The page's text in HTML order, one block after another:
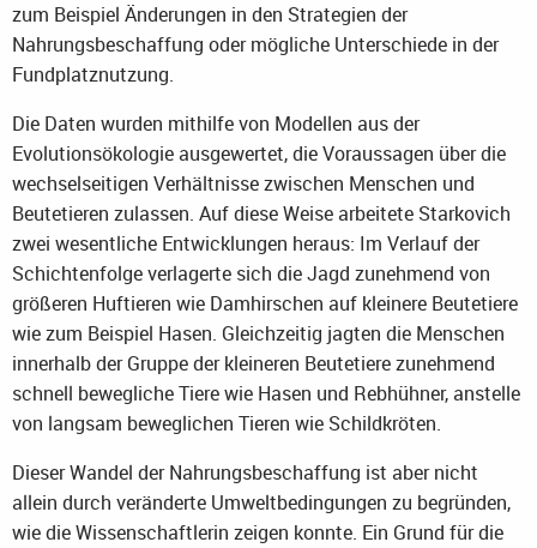
zum Beispiel Änderungen in den Strategien der
Nahrungsbeschaffung oder mögliche Unterschiede in der
Fundplatznutzung.
Die Daten wurden mithilfe von Modellen aus der
Evolutionsökologie ausgewertet, die Voraussagen über die
wechselseitigen Verhältnisse zwischen Menschen und
Beutetieren zulassen. Auf diese Weise arbeitete Starkovich
zwei wesentliche Entwicklungen heraus: Im Verlauf der
Schichtenfolge verlagerte sich die Jagd zunehmend von
größeren Huftieren wie Damhirschen auf kleinere Beutetiere
wie zum Beispiel Hasen. Gleichzeitig jagten die Menschen
innerhalb der Gruppe der kleineren Beutetiere zunehmend
schnell bewegliche Tiere wie Hasen und Rebhühner, anstelle
von langsam beweglichen Tieren wie Schildkröten.
Dieser Wandel der Nahrungsbeschaffung ist aber nicht
allein durch veränderte Umweltbedingungen zu begründen,
wie die Wissenschaftlerin zeigen konnte. Ein Grund für die